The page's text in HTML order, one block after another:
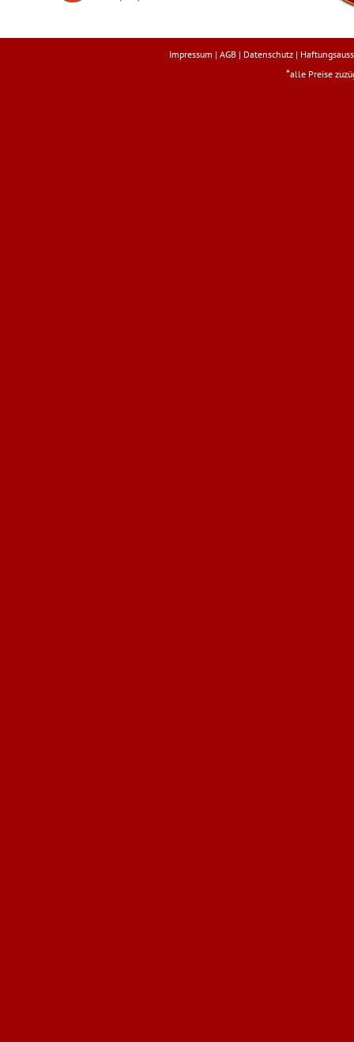
Impressum | AGB | Datenschutz |
*alle Preise